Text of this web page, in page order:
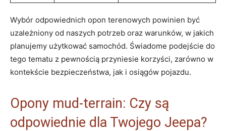
Wybór odpowiednich opon terenowych powinien być⁢
uzależniony od naszych potrzeb oraz warunków, w jakich
planujemy użytkować samochód. Świadome ⁢podejście ⁢do
tego ‌tematu‌ z pewnością przyniesie korzyści, zarówno ⁤w
kontekście bezpieczeństwa, jak i osiągów ⁤pojazdu.
Opony mud-terrain: Czy ‍są
odpowiednie dla ​Twojego Jeepa?